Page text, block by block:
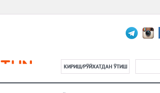
КИРИШ/РЎЙХАТДАН ЎТИШ